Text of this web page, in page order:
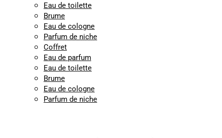
Eau de toilette
Brume
Eau de cologne
Parfum de niche
Coffret
Eau de parfum
Eau de toilette
Brume
Eau de cologne
Parfum de niche